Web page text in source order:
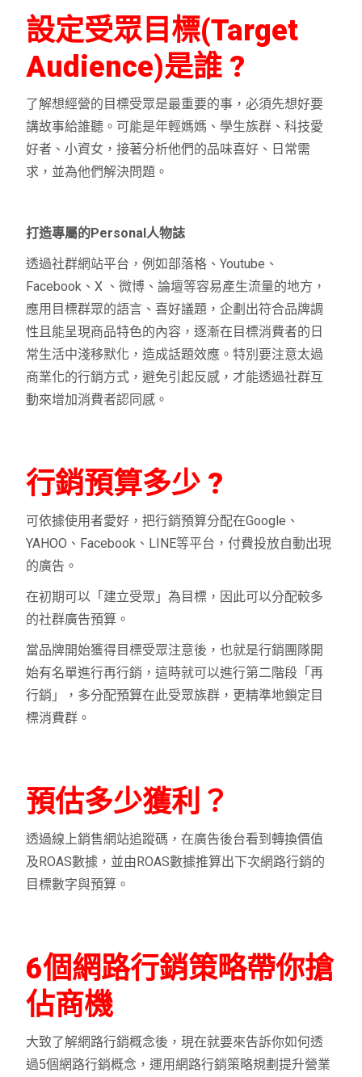
設定受眾目標(Target
Audience)是誰 ?
了解想經營的目標受眾是最重要的事，必須先想好要
講故事給誰聽。可能是年輕媽媽、學生族群、科技愛
好者、小資女，接著分析他們的品味喜好、日常需
求，並為他們解決問題。
打造專屬的Personal人物誌
透過社群網站平台，例如部落格、Youtube、
Facebook、X 、微博、論壇等容易產生流量的地方，
應用目標群眾的語言、喜好議題，企劃出符合品牌調
性且能呈現商品特色的內容，逐漸在目標消費者的日
常生活中淺移默化，造成話題效應。特別要注意太過
商業化的行銷方式，避免引起反感，才能透過社群互
動來增加消費者認同感。
行銷預算多少 ?
可依據使用者愛好，把行銷預算分配在Google、
YAHOO、Facebook、LINE等平台，付費投放自動出現
的廣告。
在初期可以「建立受眾」為目標，因此可以分配較多
的社群廣告預算。
當品牌開始獲得目標受眾注意後，也就是行銷團隊開
始有名單進行再行銷，這時就可以進行第二階段「再
行銷」，多分配預算在此受眾族群，更精準地鎖定目
標消費群。
預估多少獲利？
透過線上銷售網站追蹤碼，在廣告後台看到轉換價值
及ROAS數據，並由ROAS數據推算出下次網路行銷的
目標數字與預算。
6個網路行銷策略帶你搶
佔商機
大致了解網路行銷概念後，現在就要來告訴你如何透
過5個網路行銷概念，運用網路行銷策略規劃提升營業